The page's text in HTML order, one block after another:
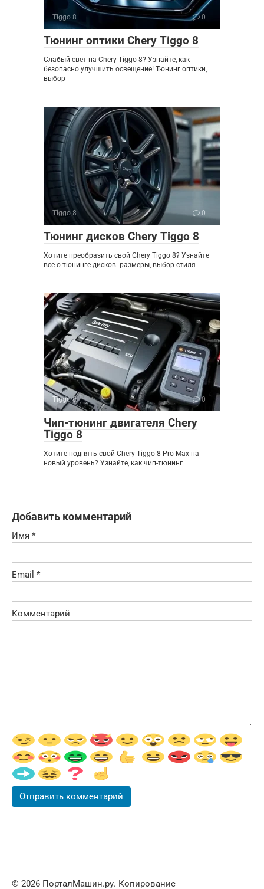
Tiggo 8 0
Тюнинг оптики Chery Tiggo 8
Слабый свет на Chery Tiggo 8? Узнайте, как
безопасно улучшить освещение! Тюнинг оптики,
выбор
Tiggo 8 0
Тюнинг дисков Chery Tiggo 8
Хотите преобразить свой Chery Tiggo 8? Узнайте
все о тюнинге дисков: размеры, выбор стиля
Tiggo 8 0
Чип-тюнинг двигателя Chery
Tiggo 8
Хотите поднять свой Chery Tiggo 8 Pro Max на
новый уровень? Узнайте, как чип-тюнинг
Добавить комментарий
Имя *
Email *
Комментарий
© 2026 ПорталМашин.ру. Копирование